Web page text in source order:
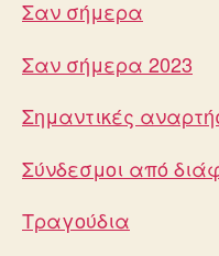
Σαν σήμερα
Σαν σήμερα 2023
Σημαντικές
Σύνδεσμοι από
Τραγούδια